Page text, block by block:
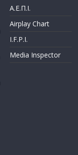
Α.Ε.Π.Ι.
Airplay Chart
I.F.P.I.
Media Inspector